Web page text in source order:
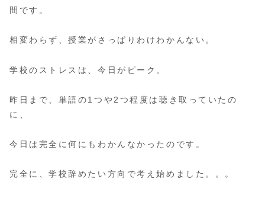
間です。
相変わらず、授業がさっぱりわけわかんない。
学校のストレスは、今日がピーク。
昨日まで、単語の1つや2つ程度は聴き取っていたの
に、
今日は完全に何にもわかんなかったのです。
完全に、学校辞めたい方向で考え始めました。。。